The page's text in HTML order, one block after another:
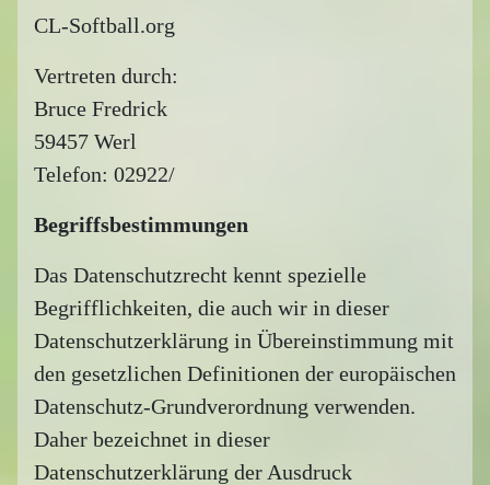
CL-Softball.org
Vertreten durch:
Bruce Fredrick
59457 Werl
Telefon: 02922/
Begriffsbestimmungen
Das Datenschutzrecht kennt spezielle
Begrifflichkeiten, die auch wir in dieser
Datenschutzerklärung in Übereinstimmung mit
den gesetzlichen Definitionen der europäischen
Datenschutz-Grundverordnung verwenden.
Daher bezeichnet in dieser
Datenschutzerklärung der Ausdruck